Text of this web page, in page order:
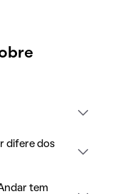
difere dos
tem